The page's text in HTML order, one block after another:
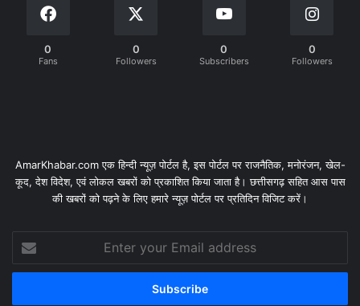
0
Fans
0
Followers
0
Subscribers
0
Followers
AmarKhabar.com एक हिन्दी न्यूज़ पोर्टल है, इस पोर्टल पर राजनैतिक, मनोरंजन, खेल-
कूद, देश विदेश, एवं लोकल खबरों को प्रकाशित किया जाता है। छत्तीसगढ़ सहित आस पास
की खबरों को पढ़ने के लिए हमारे न्यूज़ पोर्टल पर प्रतिदिन विजिट करें।
your
Email